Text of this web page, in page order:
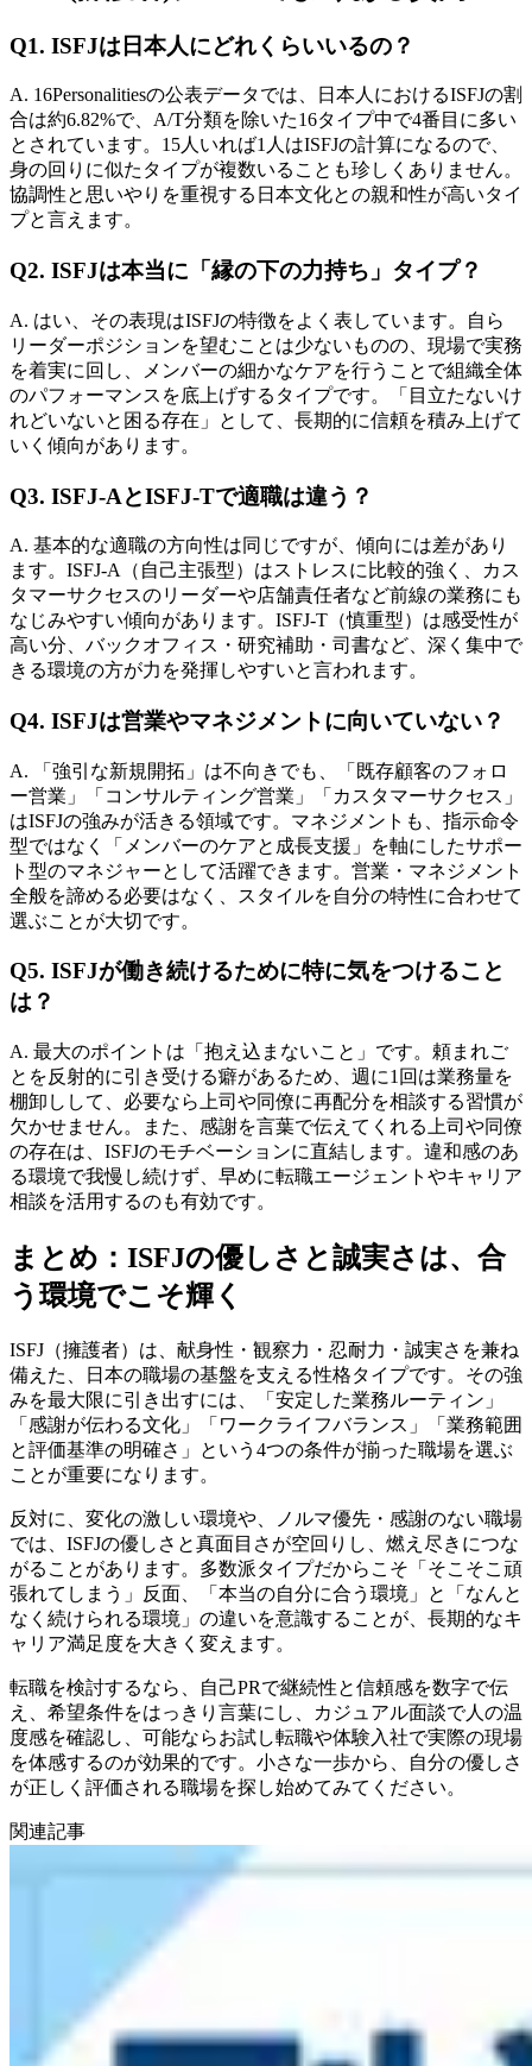
Q1. ISFJは日本人にどれくらいいるの？
A. 16Personalitiesの公表データでは、日本人におけるISFJの割
合は約6.82%で、A/T分類を除いた16タイプ中で4番目に多い
とされています。15人いれば1人はISFJの計算になるので、
身の回りに似たタイプが複数いることも珍しくありません。
協調性と思いやりを重視する日本文化との親和性が高いタイ
プと言えます。
Q2. ISFJは本当に「縁の下の力持ち」タイプ？
A. はい、その表現はISFJの特徴をよく表しています。自ら
リーダーポジションを望むことは少ないものの、現場で実務
を着実に回し、メンバーの細かなケアを行うことで組織全体
のパフォーマンスを底上げするタイプです。「目立たないけ
れどいないと困る存在」として、長期的に信頼を積み上げて
いく傾向があります。
Q3. ISFJ-AとISFJ-Tで適職は違う？
A. 基本的な適職の方向性は同じですが、傾向には差があり
ます。ISFJ-A（自己主張型）はストレスに比較的強く、カス
タマーサクセスのリーダーや店舗責任者など前線の業務にも
なじみやすい傾向があります。ISFJ-T（慎重型）は感受性が
高い分、バックオフィス・研究補助・司書など、深く集中で
きる環境の方が力を発揮しやすいと言われます。
Q4. ISFJは営業やマネジメントに向いていない？
A. 「強引な新規開拓」は不向きでも、「既存顧客のフォロ
ー営業」「コンサルティング営業」「カスタマーサクセス」
はISFJの強みが活きる領域です。マネジメントも、指示命令
型ではなく「メンバーのケアと成長支援」を軸にしたサポー
ト型のマネジャーとして活躍できます。営業・マネジメント
全般を諦める必要はなく、スタイルを自分の特性に合わせて
選ぶことが大切です。
Q5. ISFJが働き続けるために特に気をつけること
は？
A. 最大のポイントは「抱え込まないこと」です。頼まれご
とを反射的に引き受ける癖があるため、週に1回は業務量を
棚卸しして、必要なら上司や同僚に再配分を相談する習慣が
欠かせません。また、感謝を言葉で伝えてくれる上司や同僚
の存在は、ISFJのモチベーションに直結します。違和感のあ
る環境で我慢し続けず、早めに転職エージェントやキャリア
相談を活用するのも有効です。
まとめ：ISFJの優しさと誠実さは、合
う環境でこそ輝く
ISFJ（擁護者）は、献身性・観察力・忍耐力・誠実さを兼ね
備えた、日本の職場の基盤を支える性格タイプです。その強
みを最大限に引き出すには、「安定した業務ルーティン」
「感謝が伝わる文化」「ワークライフバランス」「業務範囲
と評価基準の明確さ」という4つの条件が揃った職場を選ぶ
ことが重要になります。
反対に、変化の激しい環境や、ノルマ優先・感謝のない職場
では、ISFJの優しさと真面目さが空回りし、燃え尽きにつな
がることがあります。多数派タイプだからこそ「そこそこ頑
張れてしまう」反面、「本当の自分に合う環境」と「なんと
なく続けられる環境」の違いを意識することが、長期的なキ
ャリア満足度を大きく変えます。
転職を検討するなら、自己PRで継続性と信頼感を数字で伝
え、希望条件をはっきり言葉にし、カジュアル面談で人の温
度感を確認し、可能ならお試し転職や体験入社で実際の現場
を体感するのが効果的です。小さな一歩から、自分の優しさ
が正しく評価される職場を探し始めてみてください。
関連記事